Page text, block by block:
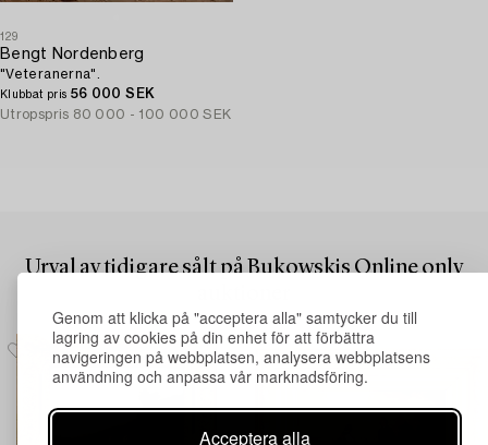
Genom att klicka på "acceptera alla" samtycker du till
lagring av cookies på din enhet för att förbättra
navigeringen på webbplatsen, analysera webbplatsens
användning och anpassa vår marknadsföring.
Acceptera alla
129
Bengt Nordenberg
"Veteranerna".
Klubbat pris 56 000 SEK
Utropspris 80 000 - 100 000 SEK
Urval av tidigare sålt på Bukowskis Online only